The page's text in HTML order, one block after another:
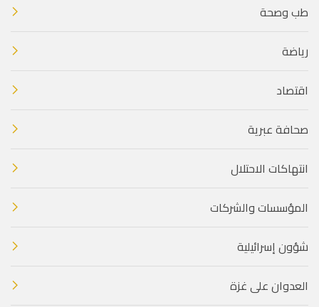
طب وصحة
رياضة
اقتصاد
صحافة عبرية
انتهاكات الاحتلال
المؤسسات والشركات
شؤون إسرائيلية
العدوان على غزة